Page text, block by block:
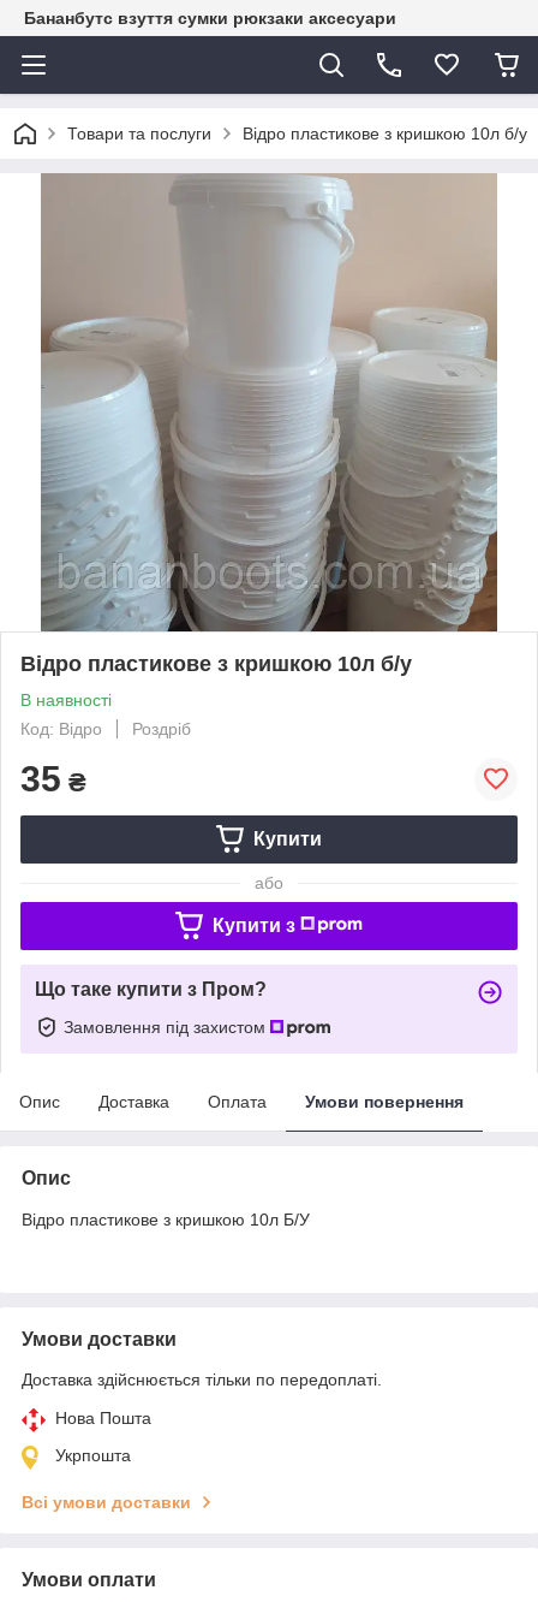
Бананбутс взуття сумки рюкзаки аксесуари
Товари та послуги Відро пластикове з кришкою 10л б/у
Відро пластикове з кришкою 10л б/у
В наявності
Код: Відро
Роздріб
35 ₴
Купити
або
Купити з
Що таке купити з Пром?
Замовлення під захистом
Опис Доставка Оплата Умови повернення
Опис
Відро пластикове з кришкою 10л Б/У
Умови доставки
Доставка здійснюється тільки по передоплаті.
Нова Пошта
Укрпошта
Всі умови доставки
Умови оплати